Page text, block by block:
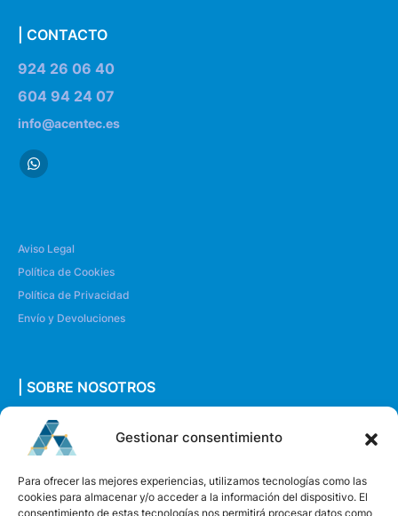
Gestionar consentimiento
Para ofrecer las mejores experiencias, utilizamos tecnologías como las
cookies para almacenar y/o acceder a la información del dispositivo. El
consentimiento de estas tecnologías nos permitirá procesar datos como
| CONTACTO
924 26 06 40
604 94 24 07
info@acentec.es
Aviso Legal
Política de Cookies
Política de Privacidad
Envío y Devoluciones
| SOBRE NOSOTROS
Quiénes somos
Envíanos un mensaje